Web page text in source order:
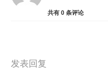
共有0 条评论
发表回复